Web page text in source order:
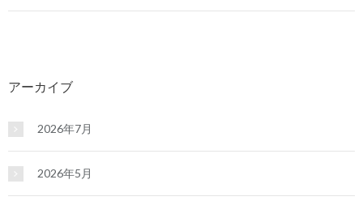
アーカイブ
2026年7月
2026年5月